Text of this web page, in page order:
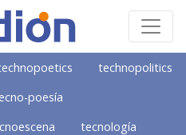
technopolitics
poesía
tecnología